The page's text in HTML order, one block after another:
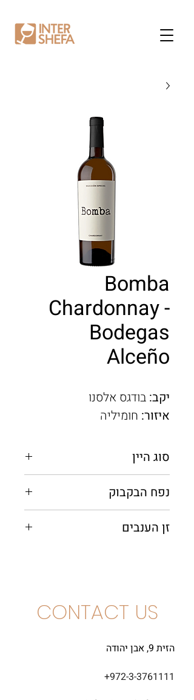
Bomba
Chardonnay -
Bodegas
Alceño
יקב: בודגס אלסנו
איזור: חומיליה
סוג היין
נפח הבקבוק
זן הענבים
CONTACT US
הזית 9, אבן יהודה
+972-3-3761111